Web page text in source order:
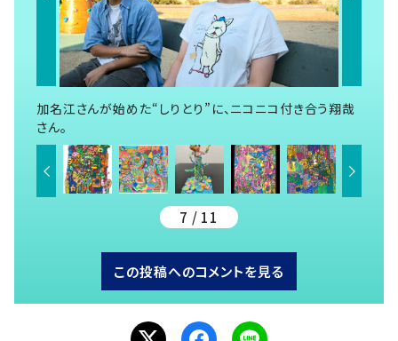
加名江さんが始めた“しりとり”に、ニコニコ付き合う翔哉
さん。
7 / 11
この投稿へのコメントを見る